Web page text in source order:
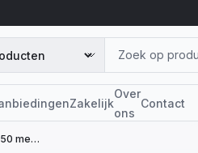
Zakelijk
Over
ons
Contact
LED strip, 50 meter, Blauw, COB Leds, High Voltage, 220V, IP65